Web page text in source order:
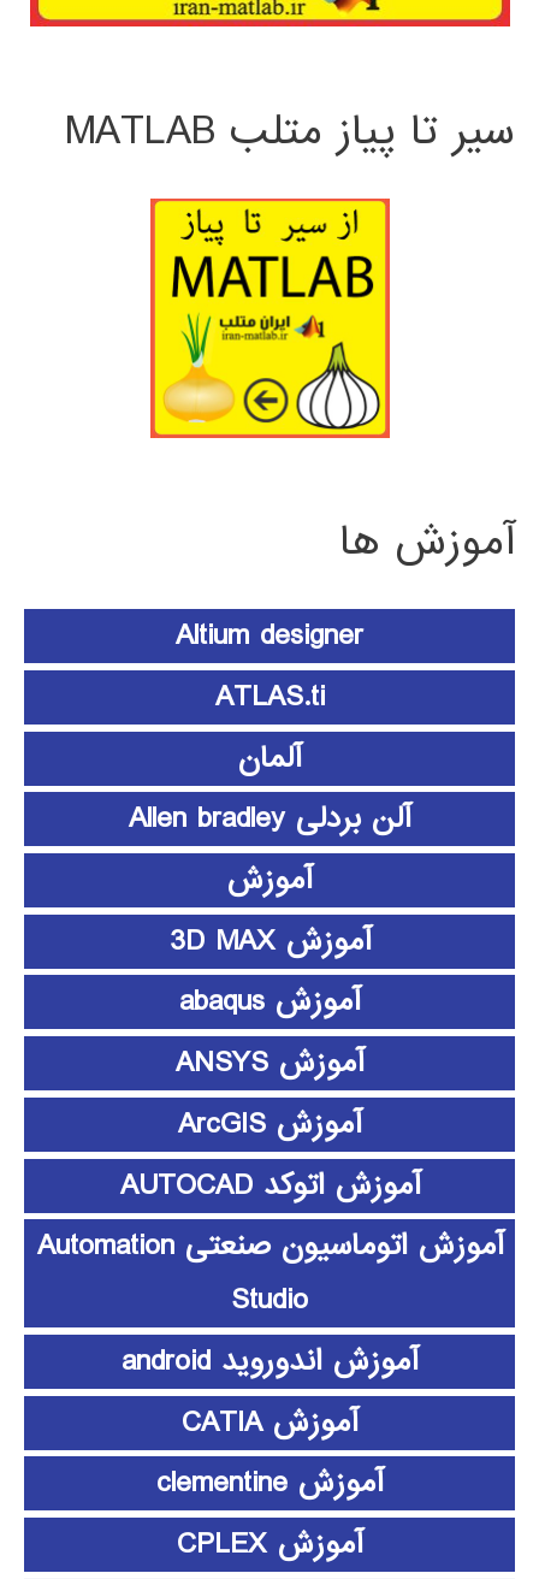
سیر تا پیاز متلب MATLAB
آموزش ها
Altium designer
ATLAS.ti
آلمان
آلن بردلی Allen bradley
آموزش
آموزش 3D MAX
آموزش abaqus
آموزش ANSYS
آموزش ArcGIS
آموزش اتوکد AUTOCAD
آموزش اتوماسیون صنعتی Automation
Studio
آموزش اندوروید android
آموزش CATIA
آموزش clementine
آموزش CPLEX